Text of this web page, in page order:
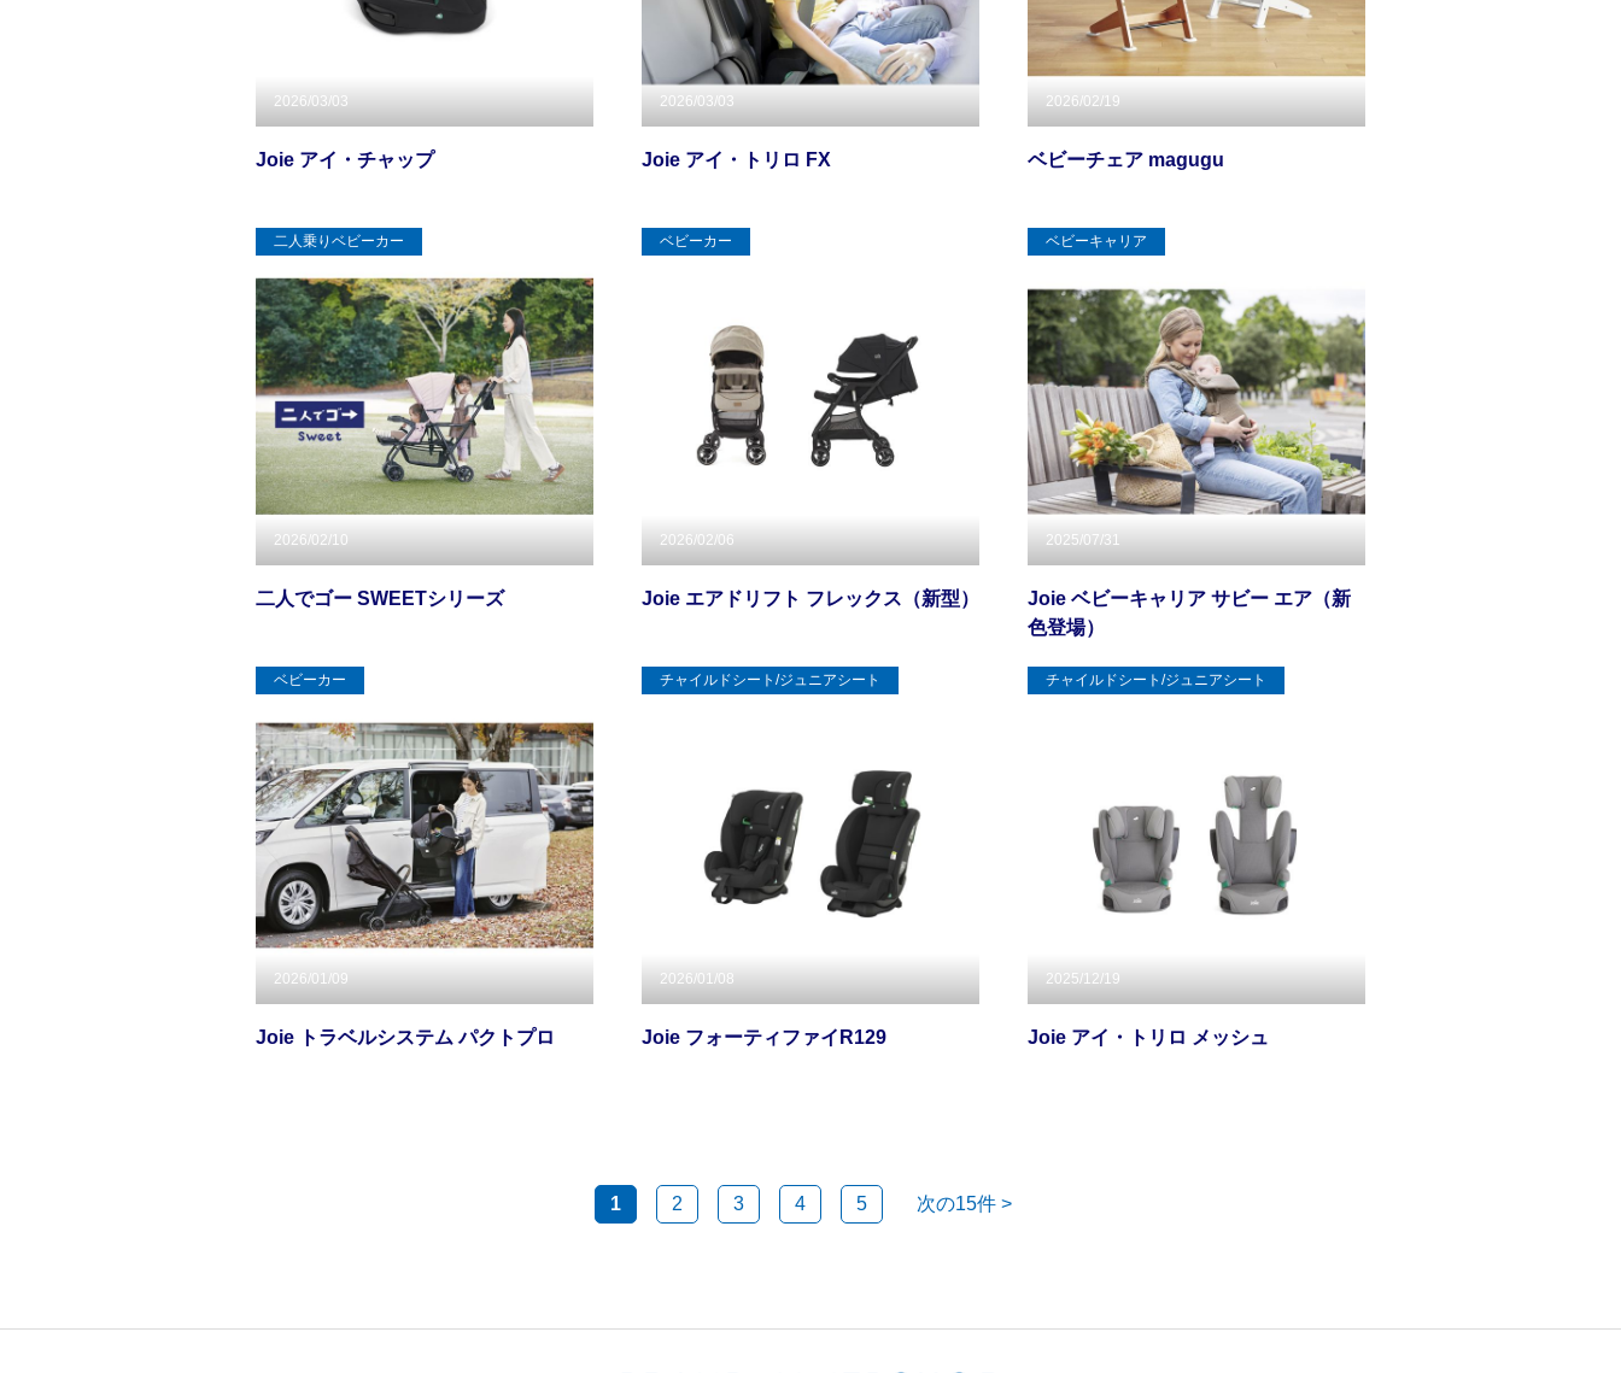
2026/03/03
Joie アイ・チャップ
2026/03/03
Joie アイ・トリロ FX
2026/02/19
ベビーチェア magugu
二人乗りベビーカー
2026/02/10
二人でゴー SWEETシリーズ
ベビーカー
2026/02/06
Joie エアドリフト フレックス（新型）
ベビーキャリア
2025/07/31
Joie ベビーキャリア サビー エア（新
色登場）
ベビーカー
2026/01/09
Joie トラベルシステム パクトプロ
チャイルドシート/ジュニアシート
2026/01/08
Joie フォーティファイR129
チャイルドシート/ジュニアシート
2025/12/19
Joie アイ・トリロ メッシュ
1 2 3 4 5 次の15件 >